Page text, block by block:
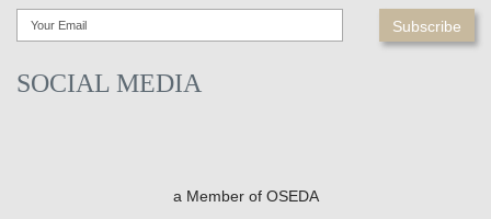
SOCIAL MEDIA
a Member of OSEDA